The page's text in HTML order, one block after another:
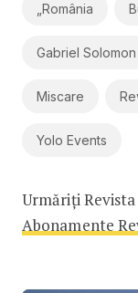
„România
Gabriel Solomon
Miscare
Yolo Events
Urmăriți Revista
Abonamente